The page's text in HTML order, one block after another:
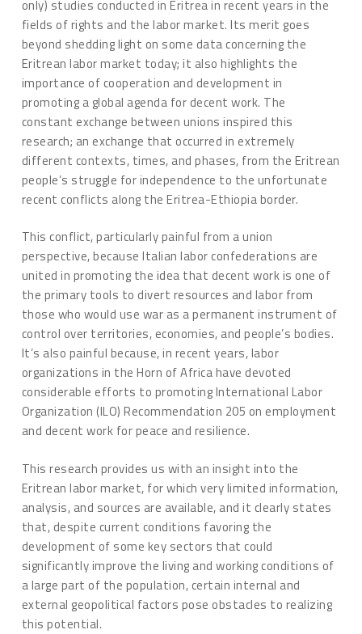
only) studies conducted in Eritrea in recent years in the
fields of rights and the labor market. Its merit goes
beyond shedding light on some data concerning the
Eritrean labor market today; it also highlights the
importance of cooperation and development in
promoting a global agenda for decent work. The
constant exchange between unions inspired this
research; an exchange that occurred in extremely
different contexts, times, and phases, from the Eritrean
people’s struggle for independence to the unfortunate
recent conflicts along the Eritrea-Ethiopia border.
This conflict, particularly painful from a union
perspective, because Italian labor confederations are
united in promoting the idea that decent work is one of
the primary tools to divert resources and labor from
those who would use war as a permanent instrument of
control over territories, economies, and people’s bodies.
It’s also painful because, in recent years, labor
organizations in the Horn of Africa have devoted
considerable efforts to promoting International Labor
Organization (ILO) Recommendation 205 on employment
and decent work for peace and resilience.
This research provides us with an insight into the
Eritrean labor market, for which very limited information,
analysis, and sources are available, and it clearly states
that, despite current conditions favoring the
development of some key sectors that could
significantly improve the living and working conditions of
a large part of the population, certain internal and
external geopolitical factors pose obstacles to realizing
this potential.